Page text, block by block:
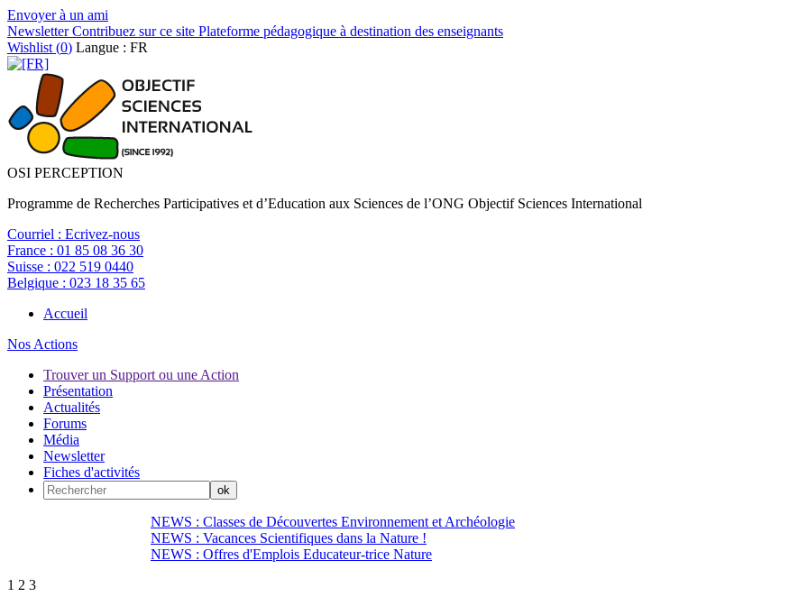
Envoyer à un ami
NewsletterContribuez sur ce site Plateforme pédagogique à destination des enseignants
Wishlist (0) Langue : FR
OSI PERCEPTION
Programme de Recherches Participatives et d’Education aux Sciences de l’ONG Objectif Sciences International
Courriel : Ecrivez-nous
France : 01 85 08 36 30
Suisse : 022 519 0440
Belgique : 023 18 35 65
Accueil
Nos Actions
Trouver un Support ou une Action
Présentation
Actualités
Forums
Média
Newsletter
Fiches d'activités
NEWS : Classes de Découvertes Environnement et Archéologie
NEWS : Vacances Scientifiques dans la Nature !
NEWS : Offres d'Emplois Educateur-trice Nature
1 2 3